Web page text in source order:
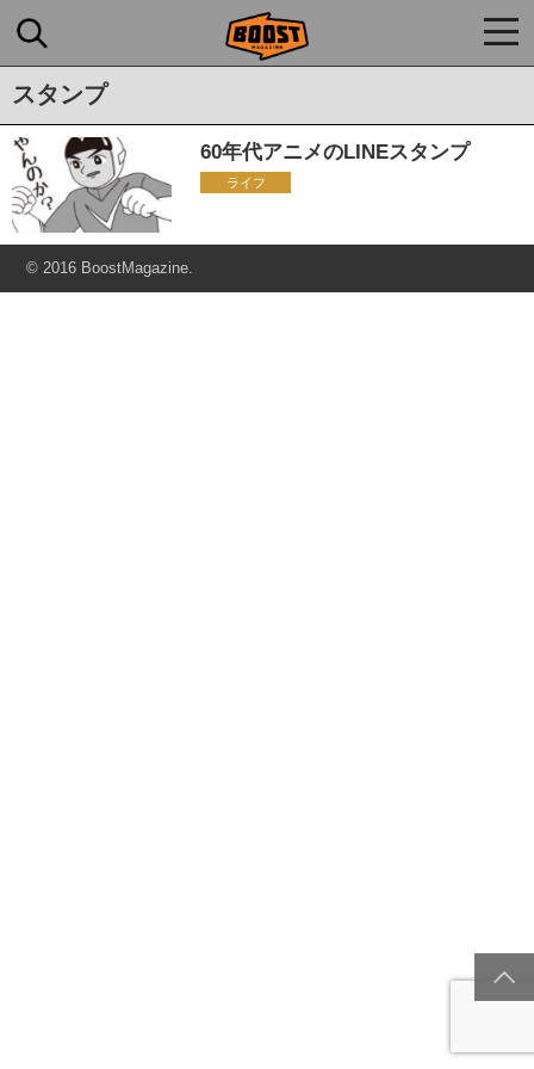
スタンプ
60年代アニメのLINEスタンプ
ライフ
© 2016 BoostMagazine.